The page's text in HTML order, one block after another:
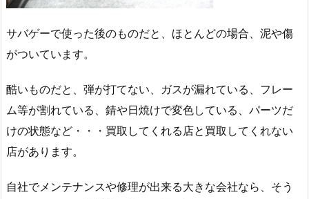
サバゲーで使った後のものだと、ほとんどの場合、泥や傷
がついています。
酷いものだと、弾が打てない、ガスが漏れている、フレー
ム等が割れている、錆や日焼けで変色している、パーツだ
けの状態など・・・買取してくれる店と買取してくれない
店があります。
自社でメンテナンスや修理が出来る大きな会社なら、そう